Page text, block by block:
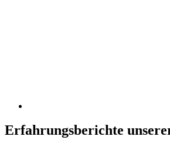
Erfahrungsberichte